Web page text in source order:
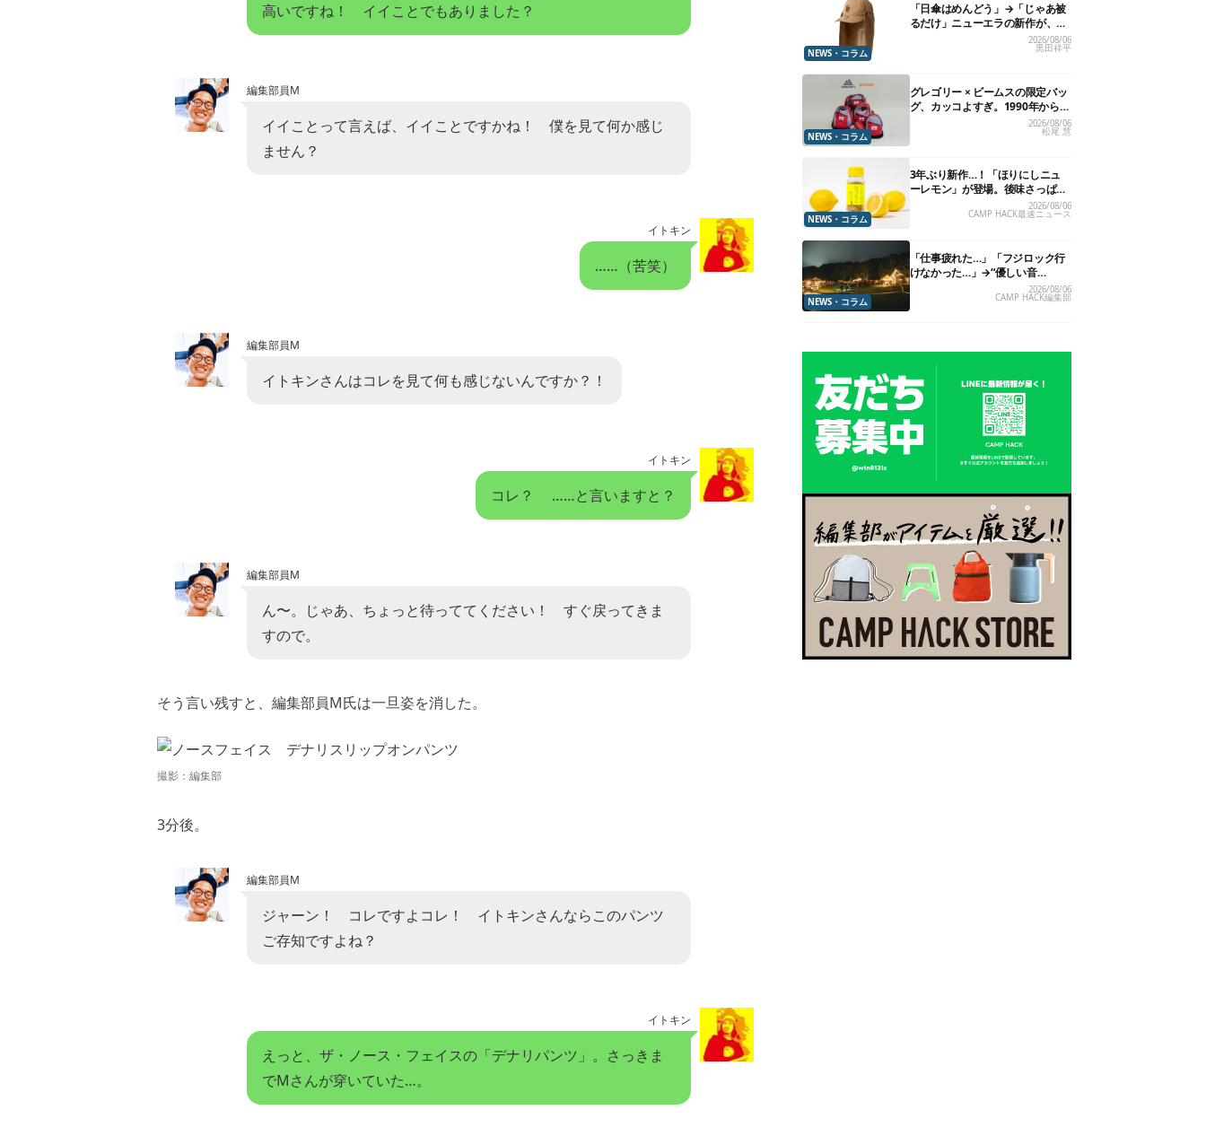
高いですね！ イイことでもありました？
編集部員M
イイことって言えば、イイことですかね！ 僕を見て何か感じ
ません？
イトキン
……（苦笑）
編集部員M
イトキンさんはコレを見て何も感じないんですか？！
イトキン
コレ？ ……と言いますと？
編集部員M
ん〜。じゃあ、ちょっと待っててください！ すぐ戻ってきま
すので。
そう言い残すと、編集部員M氏は一旦姿を消した。
撮影：編集部
3分後。
編集部員M
ジャーン！ コレですよコレ！ イトキンさんならこのパンツ
ご存知ですよね？
イトキン
えっと、ザ・ノース・フェイスの「デナリパンツ」。さっきま
でMさんが穿いていた…。
NEWS・コラム
「日傘はめんどう」→「じゃあ被
るだけ」ニューエラの新作が、真
2026/08/06
黒田祥平
NEWS・コラム
グレゴリー × ビームスの限定バッ
グ、カッコよすぎ。1990年から“3
年のみ使用”されていた、紫タグ
2026/08/06
松尾 慧
NEWS・コラム
3年ぶり新作…！「ほりにしニュ
ーレモン」が登場。後味さっぱり
の万能スパイス！【8月21日発
2026/08/06
CAMP HACK最速ニュース
NEWS・コラム
「仕事疲れた…」「フジロック行
けなかった…」→“優しい音
楽”と“大きな自然”で治癒。まだ間
2026/08/06
CAMP HACK編集部